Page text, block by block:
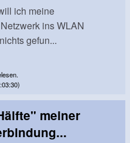
ich meine
ins WLAN
gefun...
meiner